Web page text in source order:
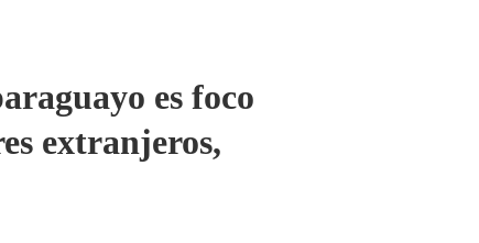
es foco
extranjeros,